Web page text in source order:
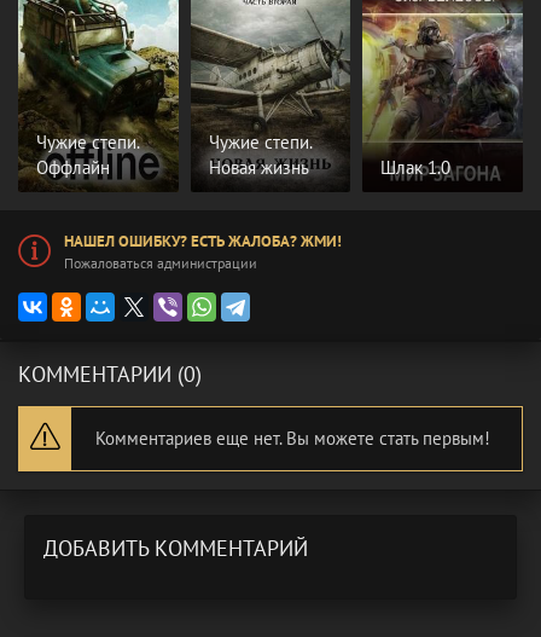
Чужие степи.
Оффлайн
Чужие степи.
Новая жизнь
Шлак 1.0
НАШЕЛ ОШИБКУ? ЕСТЬ ЖАЛОБА? ЖМИ!
Пожаловаться администрации
КОММЕНТАРИИ (0)
Комментариев еще нет. Вы можете стать первым!
ДОБАВИТЬ КОММЕНТАРИЙ